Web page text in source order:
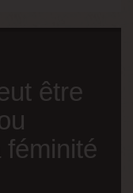
être
féminité